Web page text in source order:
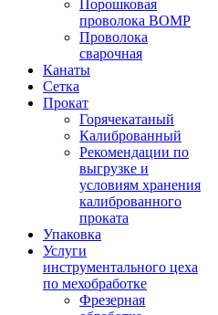
Порошковая
проволока ВОМР
Проволока
сварочная
Канаты
Сетка
Прокат
Горячекатаный
Калиброванный
Рекомендации по
выгрузке и
условиям хранения
калиброванного
проката
Упаковка
Услуги
инструментального цеха
по мехобработке
Фрезерная